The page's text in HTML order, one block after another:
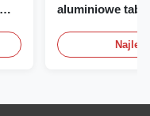
aluminiowe
niestandardowe
znamionowe z